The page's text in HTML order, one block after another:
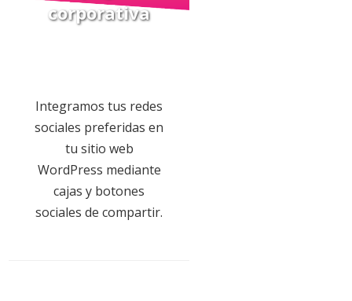
corporativa
Integramos tus redes
sociales preferidas en
tu sitio web
WordPress mediante
cajas y botones
sociales de compartir.